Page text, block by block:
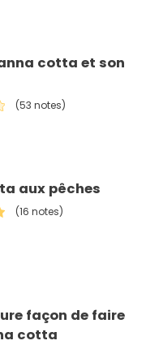
cotta et son
(53 notes)
aux pêches
(16 notes)
façon de faire
cotta